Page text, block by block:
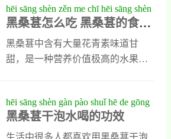
缓解贫血引起的身体不
能让人体吸收一些氨基酸和天然果
糖以及，植物蛋白，这些物质对人
类身体有明显滋补功效，可以缓解
人体虚，也能增强人体造血功能。
压和高血脂发生，
糖分和果酸，也能吸收一些矿物
质，对维持人体代谢，增强人体素
质有很大好处，下面是对黑桑葚汁
功效与作用的详细介绍，喜欢喝这
葚汁中含有丰富的葡萄糖和果酸，
还含有多种矿物质，他们能滋养细
嫩肌肤，也能促进皮肤再生与代
hēi sāng shèn zěn me chī hēi sāng shèn
de shí yòng fāng fǎ
黑桑葚怎么吃 黑桑葚的食用
方法
黑桑葚中含有大量花青素味道甘
甜，是一种营养价值极高的水果，
能防病抗病，而且能延缓身体衰
老，但这种黑桑葚应该怎么吃呢？
其实黑商是有多种不同的吃法，想
hēi sāng shèn gàn pào shuǐ hē de gōng
xiào
黑桑葚干泡水喝的功效
生活中很多人都喜欢用黑桑葚干泡